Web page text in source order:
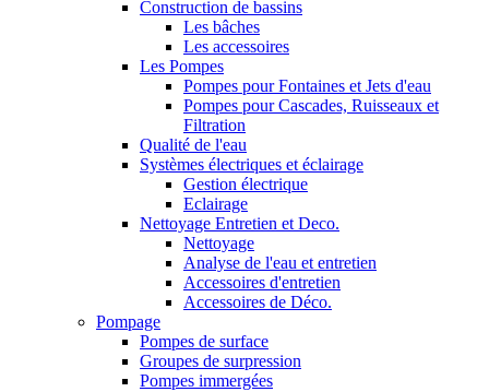
Construction de bassins
Les bâches
Les accessoires
Les Pompes
Pompes pour Fontaines et Jets d'eau
Pompes pour Cascades, Ruisseaux et
Filtration
Qualité de l'eau
Systèmes électriques et éclairage
Gestion électrique
Eclairage
Nettoyage Entretien et Deco.
Nettoyage
Analyse de l'eau et entretien
Accessoires d'entretien
Accessoires de Déco.
Pompage
Pompes de surface
Groupes de surpression
Pompes immergées